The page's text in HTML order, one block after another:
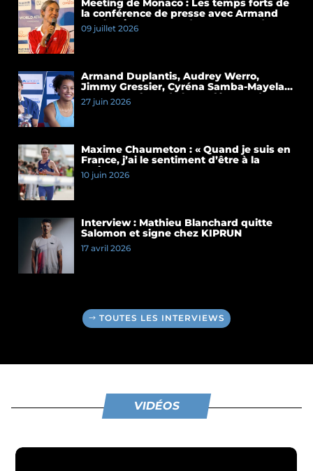
la conférence de presse avec Armand
Duplantis et Cassandre Beaugrand
09 juillet 2026
Armand Duplantis, Audrey Werro,
Jimmy Gressier, Cyréna Samba-Mayela…
Les temps forts de la conférence de
presse du Meeting de Paris 2026
27 juin 2026
Maxime Chaumeton : « Quand je suis en
France, j’ai le sentiment d’être à la
maison »
10 juin 2026
Interview : Mathieu Blanchard quitte
Salomon et signe chez KIPRUN
17 avril 2026
TOUTES LES INTERVIEWS
VIDÉOS